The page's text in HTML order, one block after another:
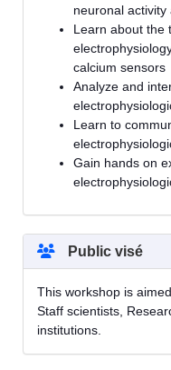
neuronal
Learn about the
calcium sensors
Analyze and
Learn to
Gain hands on
Public visé
This workshop is
Staff scientists,
institutions.